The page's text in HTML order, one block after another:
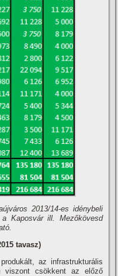
2013/14-es idénybeli
Kaposvár ill. Mezőkövesd
tavasz)
az infrastrukturális
viszont csökkent az előző